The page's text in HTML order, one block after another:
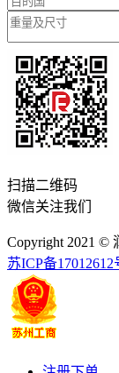
扫描二维码
微信关注我们
Copyright 2021 ©
苏ICP备17012612